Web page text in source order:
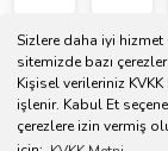
Sizlere daha iyi
sitemizde bazı
Kişisel verileriniz
işlenir. Kabul Et
çerezlere izin vermiş
Copyright © 2021 |
tasarlanmış ve